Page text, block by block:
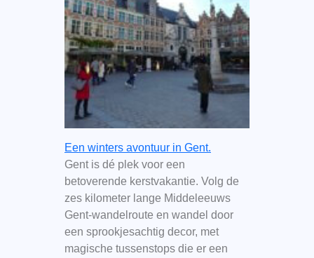
Een winters avontuur in Gent.
Gent is dé plek voor een
betoverende kerstvakantie. Volg de
zes kilometer lange Middeleeuws
Gent-wandelroute en wandel door
een sprookjesachtig decor, met
magische tussenstops die er een